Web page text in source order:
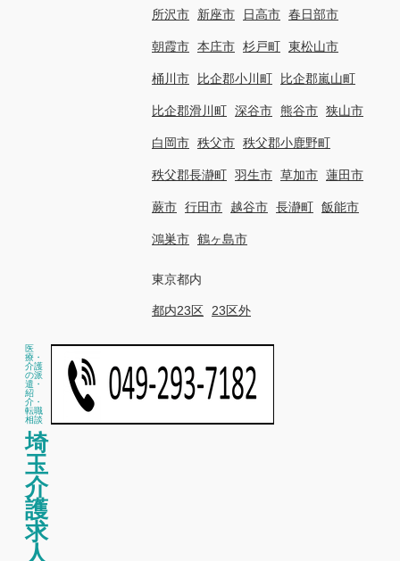
所沢市 新座市 日高市 春日部市
朝霞市 本庄市 杉戸町 東松山市
桶川市 比企郡小川町 比企郡嵐山町
比企郡滑川町 深谷市 熊谷市 狭山市
白岡市 秩父市 秩父郡小鹿野町
秩父郡長瀞町 羽生市 草加市 蓮田市
蕨市 行田市 越谷市 長瀞町 飯能市
鴻巣市 鶴ヶ島市
東京都内
都内23区 23区外
医
療・
介護
の派
遣・
紹
介・
転職
相談
埼
玉
介
護
求
人